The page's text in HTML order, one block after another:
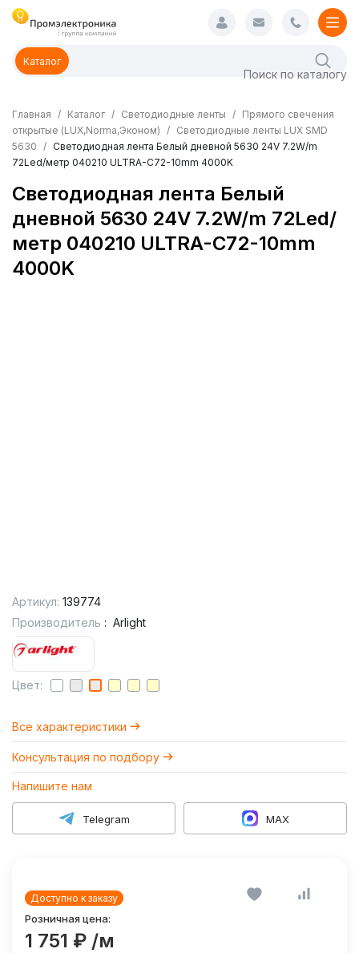
Каталог
Главная Каталог Светодиодные ленты
Прямого свечения
открытые (LUX,Norma,Эконом)
Светодиодные ленты LUX SMD
5630
Светодиодная лента Белый дневной 5630 24V 7.2W/m
72Led/метр 040210 ULTRA-C72-10mm 4000K
Светодиодная лента Белый
дневной 5630 24V 7.2W/m 72Led/
метр 040210 ULTRA-C72-10mm
4000K
Артикул: 139774
Производитель : Arlight
Цвет:
Все характеристики
Консультация по подбору
Напишите нам
Telegram MAX
Доступно к заказу
Розничная цена:
1 751 ₽ /м